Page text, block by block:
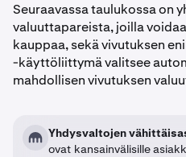
Seuraavassa taulukossa on
valuuttapareista, joilla
kauppaa, sekä vivutuksen
-käyttöliittymä valitsee
mahdollisen vivutuksen
Yhdysvaltojen
ovat kansainvälisille